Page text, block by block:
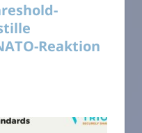
Reaktion